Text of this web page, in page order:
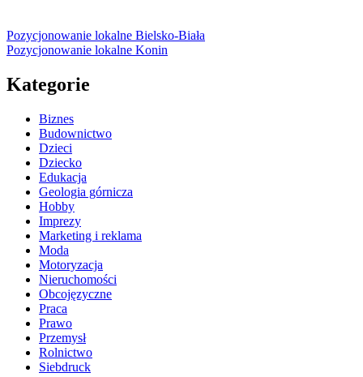
Pozycjonowanie lokalne Bielsko-Biała
Pozycjonowanie lokalne Konin
Kategorie
Biznes
Budownictwo
Dzieci
Dziecko
Edukacja
Geologia górnicza
Hobby
Imprezy
Marketing i reklama
Moda
Motoryzacja
Nieruchomości
Obcojęzyczne
Praca
Prawo
Przemysł
Rolnictwo
Siebdruck